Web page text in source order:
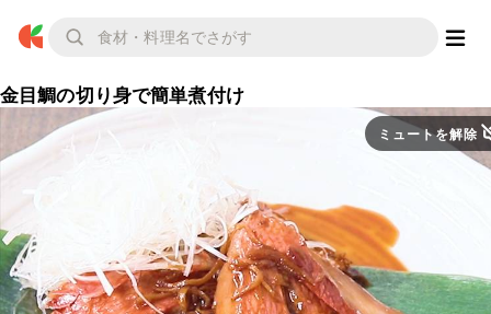
金目鯛の切り身で簡単煮付け
ミュートを解除